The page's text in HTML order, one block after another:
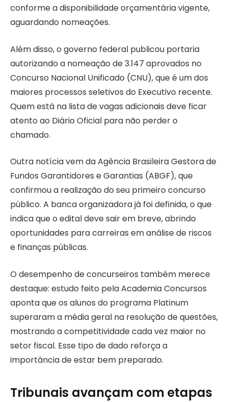
conforme a disponibilidade orçamentária vigente,
aguardando nomeações.
Além disso, o governo federal publicou portaria
autorizando a nomeação de 3.147 aprovados no
Concurso Nacional Unificado (CNU), que é um dos
maiores processos seletivos do Executivo recente.
Quem está na lista de vagas adicionais deve ficar
atento ao Diário Oficial para não perder o
chamado.
Outra notícia vem da Agência Brasileira Gestora de
Fundos Garantidores e Garantias (ABGF), que
confirmou a realização do seu primeiro concurso
público. A banca organizadora já foi definida, o que
indica que o edital deve sair em breve, abrindo
oportunidades para carreiras em análise de riscos
e finanças públicas.
O desempenho de concurseiros também merece
destaque: estudo feito pela Academia Concursos
aponta que os alunos do programa Platinum
superaram a média geral na resolução de questões,
mostrando a competitividade cada vez maior no
setor fiscal. Esse tipo de dado reforça a
importância de estar bem preparado.
Tribunais avançam com etapas